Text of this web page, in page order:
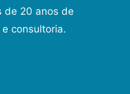
de 20 anos de
consultoria.